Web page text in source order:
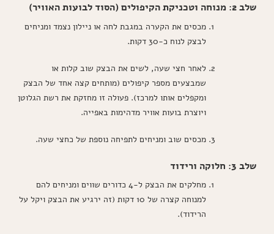
שלב 2: מנוחה וטכניקת הקיפולים (הסוד לבועות האוויר)
מכסים את הקערה במגבת לחה או ניילון נצמד ומניחים
לבצק לנוח כ-30 דקות.
לאחר חצי שעה, לשים את הבצק שוב קלות או
שמבצעים מספר קיפולים (מותחים קצה אחד של הבצק
ומקפלים אותו למרכז). פעולה זו מחזקת את רשת הגלוטן
ויוצרת בועות אוויר מדהימות באפייה.
מכסים שוב ומניחים לתפיחה נוספת של כחצי שעה.
שלב 3: חלוקה ורידוד
מחלקים את הבצק ל-4 כדורים שווים ומניחים להם
למנוחה קצרה של 10 דקות (זה ירגיע את הבצק ויקל על
הרידוד).